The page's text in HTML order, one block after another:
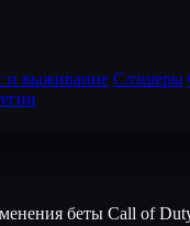
и выживание Слэшеры
беты Call of